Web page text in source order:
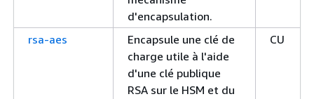
d'encapsulation.
rsa-aes
Encapsule une clé de
charge utile à l'aide
d'une clé publique
RSA sur le HSM et du
CU